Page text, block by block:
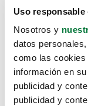
Uso responsable
Nosotros y
datos
como las
información en
publicidad y
publicidad y
Lo
te